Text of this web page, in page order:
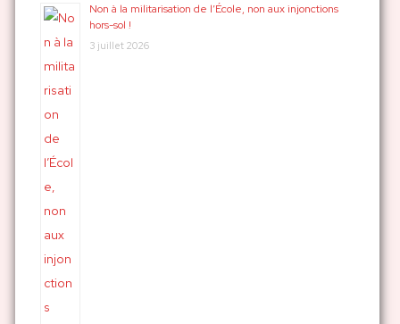
Non à la militarisation de l’École, non aux injonctions
hors-sol !
3 juillet 2026